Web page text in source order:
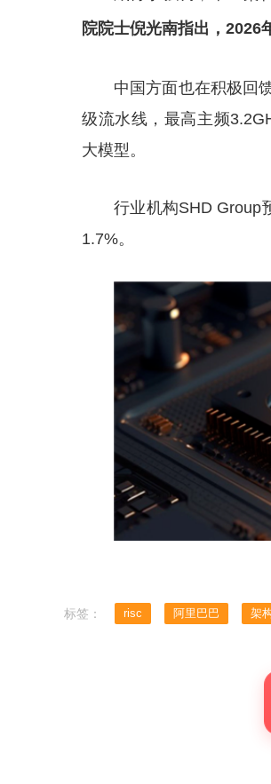
院院士倪光南指出，2026
中国方面也在积极回
级流水线，最高主频
大模型。
行业机构SHD Group
1.7%。
标签： risc 阿里巴巴 架